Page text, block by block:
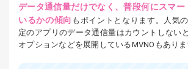
データ通信量だけでなく、普段何にスマー
いるかの傾向 もポイントとなります。人気
定のアプリのデータ通信量はカウントしない
オプションなどを展開しているMVNOもありま